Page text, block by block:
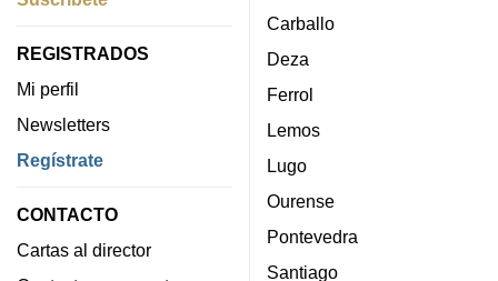
REGISTRADOS
Mi perfil
Newsletters
Regístrate
CONTACTO
Cartas al director
Carballo
Deza
Ferrol
Lemos
Lugo
Ourense
Pontevedra
Santiago